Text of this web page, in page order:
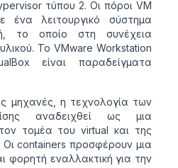
τύπου 2. Οι πόροι VM
ένα λειτουργικό σύστημα
το οποίο στη συνέχεια
Το VMware Workstation
είναι παραδείγματα
μηχανές, η τεχνολογία των
αναδειχθεί ως μια
τομέα του virtual και της
Οι containers προσφέρουν μια
φορητή εναλλακτική για την